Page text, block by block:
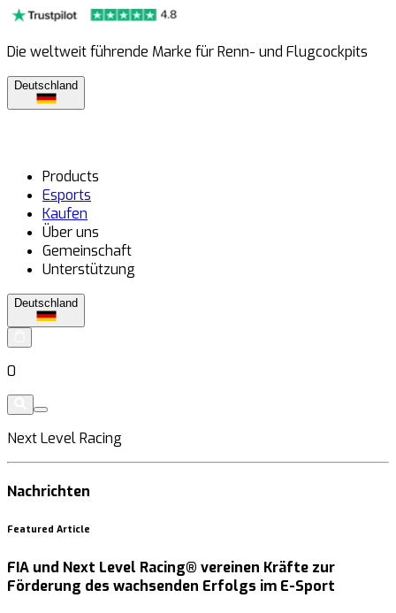
Die weltweit führende Marke für Renn- und Flugcockpits
Deutschland
Products
Esports
Kaufen
Über uns
Gemeinschaft
Unterstützung
Deutschland
0
Next Level Racing
Nachrichten
Featured Article
FIA und Next Level Racing® vereinen Kräfte zur
Förderung des wachsenden Erfolgs im E-Sport